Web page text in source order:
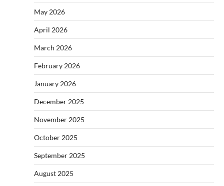
May 2026
April 2026
March 2026
February 2026
January 2026
December 2025
November 2025
October 2025
September 2025
August 2025